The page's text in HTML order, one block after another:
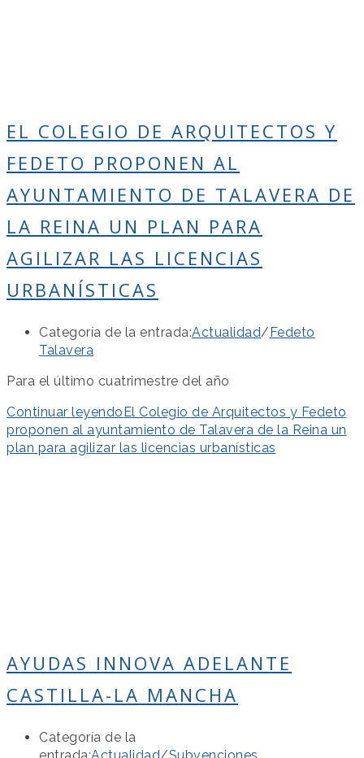
EL COLEGIO DE ARQUITECTOS Y
FEDETO PROPONEN AL
AYUNTAMIENTO DE TALAVERA DE
LA REINA UN PLAN PARA
AGILIZAR LAS LICENCIAS
URBANÍSTICAS
Categoría de la entrada:Actualidad/ Fedeto
Talavera
Para el último cuatrimestre del año
Continuar leyendo El Colegio de Arquitectos y Fedeto
proponen al ayuntamiento de Talavera de la Reina un
plan para agilizar las licencias urbanísticas
AYUDAS INNOVA ADELANTE
CASTILLA-LA MANCHA
Categoría de la